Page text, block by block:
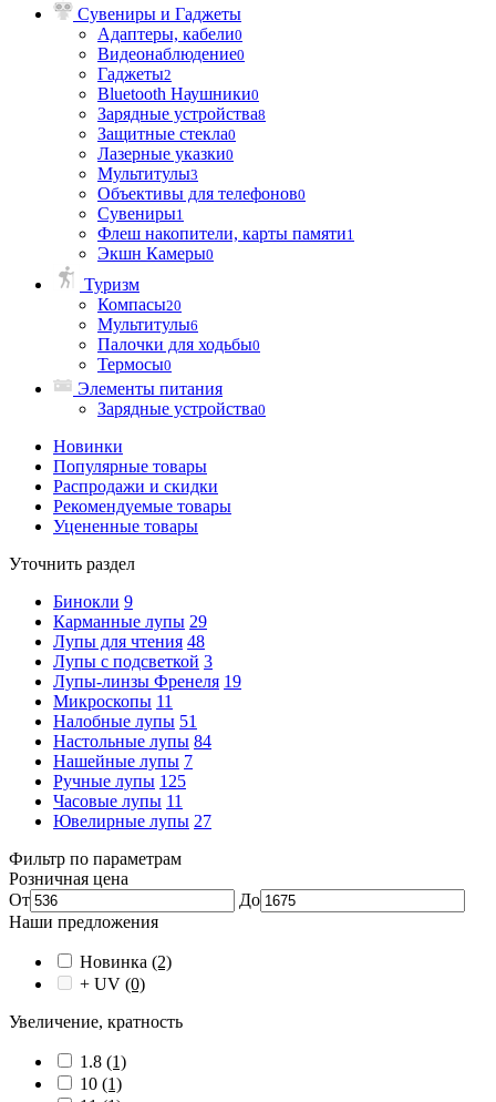
Сувениры и Гаджеты
Адаптеры, кабели0
Видеонаблюдение0
Гаджеты2
Bluetooth Наушники0
Зарядные устройства8
Защитные стекла0
Лазерные указки0
Мультитулы3
Объективы для телефонов0
Сувениры1
Флеш накопители, карты памяти1
Экшн Камеры0
Туризм
Компасы20
Мультитулы6
Палочки для ходьбы0
Термосы0
Элементы питания
Зарядные устройства0
Новинки
Популярные товары
Распродажи и скидки
Рекомендуемые товары
Уцененные товары
Уточнить раздел
Бинокли 9
Карманные лупы 29
Лупы для чтения 48
Лупы с подсветкой 3
Лупы-линзы Френеля 19
Микроскопы 11
Налобные лупы 51
Настольные лупы 84
Нашейные лупы 7
Ручные лупы 125
Часовые лупы 11
Ювелирные лупы 27
Фильтр по параметрам
Розничная цена
От
До
Наши предложения
Новинка (2)
+ UV (0)
Увеличение, кратность
1.8 (1)
10 (1)